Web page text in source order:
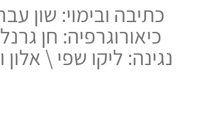
כתיבה ובימוי: שון
כיאורוגרפיה: חן
נגינה: ליקו שפי \ אלון